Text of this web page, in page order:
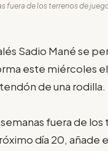
fuera de los terrenos de
Sadio Mané se
este miércoles
de una rodilla.
fuera de
día 20, añade